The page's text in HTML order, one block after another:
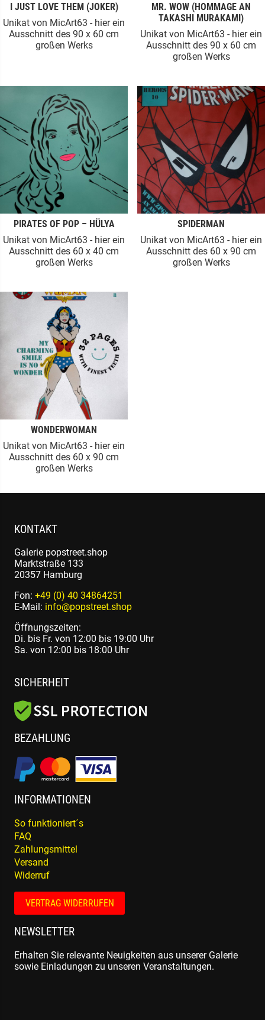
I JUST LOVE THEM (JOKER)
Unikat von MicArt63 - hier ein
Ausschnitt des 90 x 60 cm
großen Werks
MR. WOW (HOMMAGE AN
TAKASHI MURAKAMI)
Unikat von MicArt63 - hier ein
Ausschnitt des 90 x 60 cm
großen Werks
PIRATES OF POP – HÜLYA
Unikat von MicArt63 - hier ein
Ausschnitt des 60 x 40 cm
großen Werks
SPIDERMAN
Unikat von MicArt63 - hier ein
Ausschnitt des 60 x 90 cm
großen Werks
WONDERWOMAN
Unikat von MicArt63 - hier ein
Ausschnitt des 60 x 90 cm
großen Werks
KONTAKT
Galerie popstreet.shop
Marktstraße 133
20357 Hamburg
Fon: +49 (0) 40 34864251
E-Mail: info@popstreet.shop
Öffnungszeiten:
Di. bis Fr. von 12:00 bis 19:00 Uhr
Sa. von 12:00 bis 18:00 Uhr
SICHERHEIT
BEZAHLUNG
INFORMATIONEN
So funktioniert´s
FAQ
Zahlungsmittel
Versand
Widerruf
VERTRAG WIDERRUFEN
NEWSLETTER
Erhalten Sie relevante Neuigkeiten aus unserer Galerie
sowie Einladungen zu unseren Veranstaltungen.